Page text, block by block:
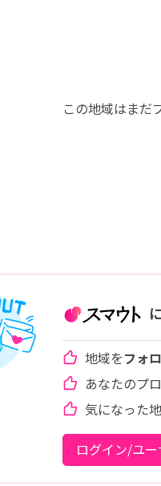
この地域はまだ
地域をフォ
あなたのプ
気になった
ログイン/ユ